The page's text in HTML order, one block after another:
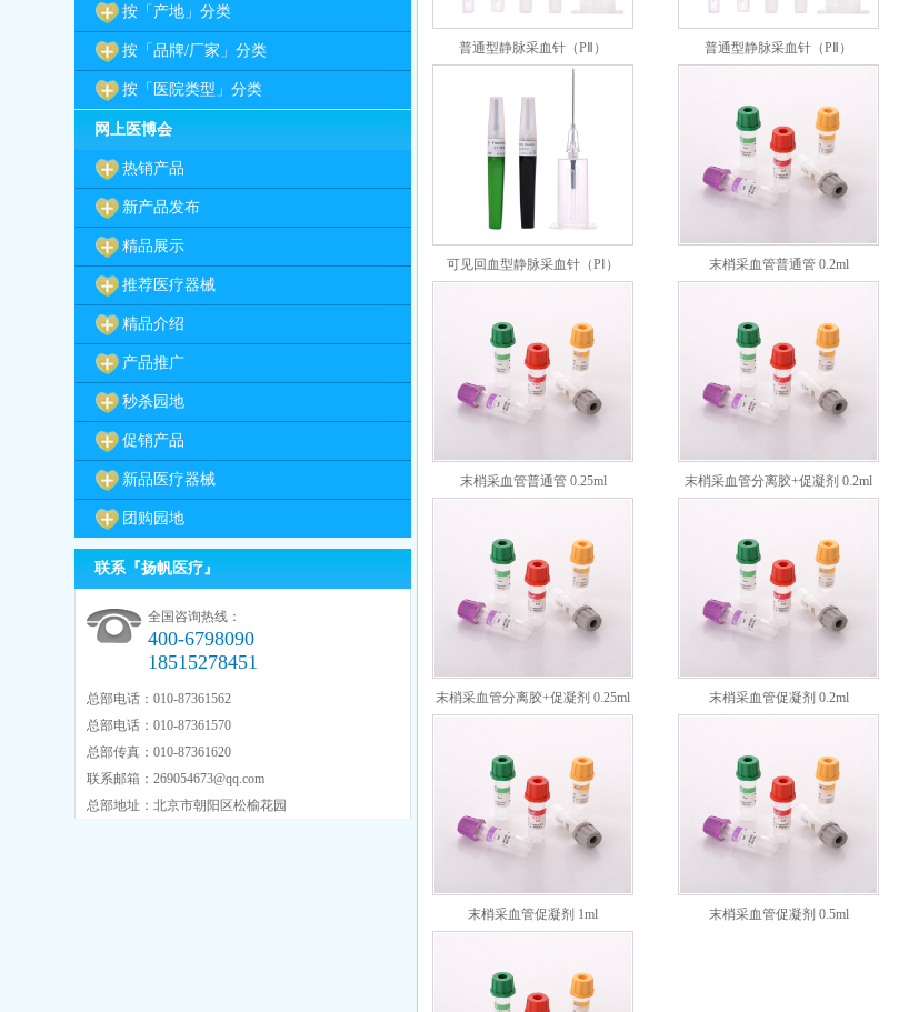
按「产地」分类
按「品牌/厂家」分类
按「医院类型」分类
网上医博会
热销产品
新产品发布
精品展示
推荐医疗器械
精品介绍
产品推广
秒杀园地
促销产品
新品医疗器械
团购园地
联系『扬帆医疗』
全国咨询热线：
400-6798090
18515278451
总部电话：010-87361562
总部电话：010-87361570
总部传真：010-87361620
联系邮箱：269054673@qq.com
总部地址：北京市朝阳区松榆花园
普通型静脉采血针（PⅡ） 普通型静脉采血针（PⅡ）
可见回血型静脉采血针（PⅠ） 末梢采血管普通管 0.2ml
末梢采血管普通管 0.25ml 末梢采血管分离胶+促凝剂 0.2ml
末梢采血管分离胶+促凝剂 0.25ml 末梢采血管促凝剂 0.2ml
末梢采血管促凝剂 1ml 末梢采血管促凝剂 0.5ml